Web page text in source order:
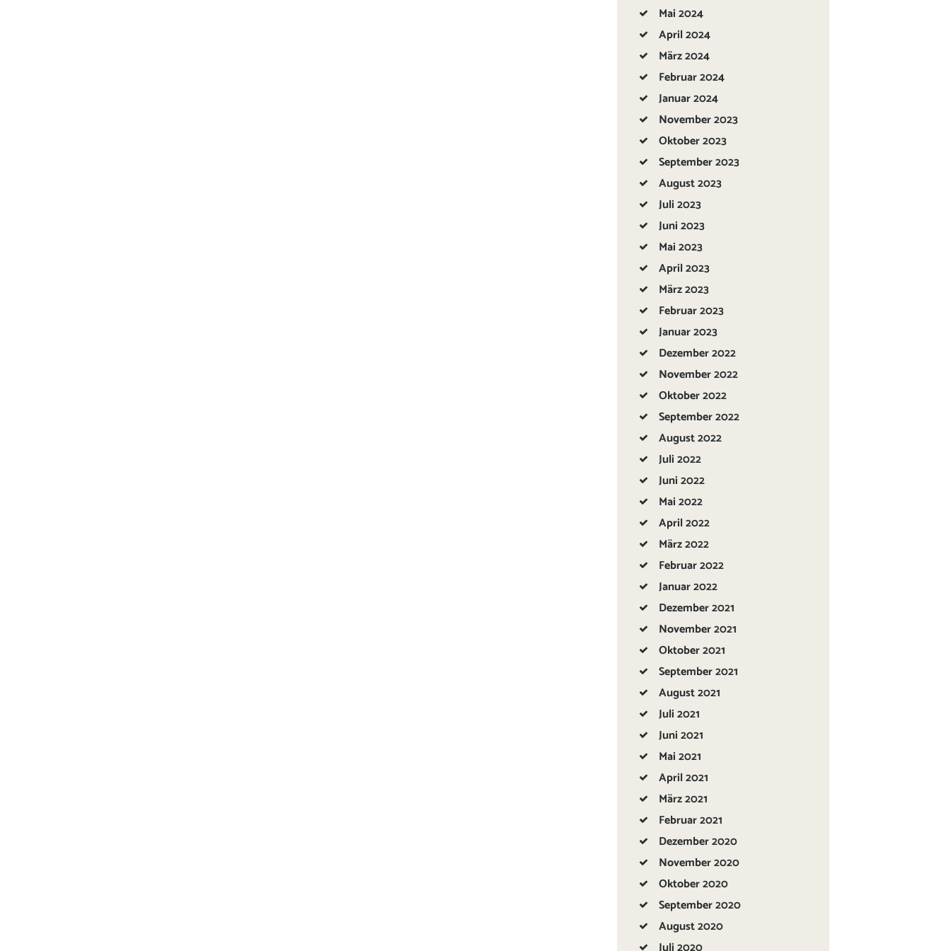
Mai2024
April2024
März2024
Februar2024
Januar2024
November2023
Oktober2023
September2023
August2023
Juli2023
Juni2023
Mai2023
April2023
März2023
Februar2023
Januar2023
Dezember2022
November2022
Oktober2022
September2022
August2022
Juli2022
Juni2022
Mai2022
April2022
März2022
Februar2022
Januar2022
Dezember2021
November2021
Oktober2021
September2021
August2021
Juli2021
Juni2021
Mai2021
April2021
März2021
Februar2021
Dezember2020
November2020
Oktober2020
September2020
August2020